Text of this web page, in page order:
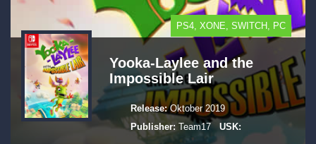
PS4, XONE, SWITCH, PC
Yooka-Laylee and the
Impossible Lair
Release:Oktober 2019
Publisher: Team17 USK: